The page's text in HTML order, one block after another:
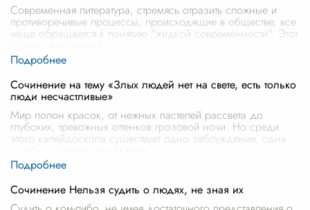
Современная литература, стремясь отразить сложные и
противоречивые процессы, происходящие в обществе, все
чаще обращается к понятию "жидкой современности". Этот
Сочинение на тему «Злых людей нет на свете, есть только
люди несчастливые»
Мир полон красок, от нежных пастелей рассвета до
глубоких, тревожных оттенков грозовой ночи. Но среди
этого калейдоскопа существует одно заблуждение, одна
Сочинение Нельзя судить о людях, не зная их